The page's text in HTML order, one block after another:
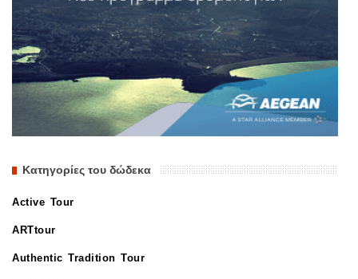
Κατηγορίες του δώδεκα
Active Tour
ARTtour
Authentic Tradition Tour